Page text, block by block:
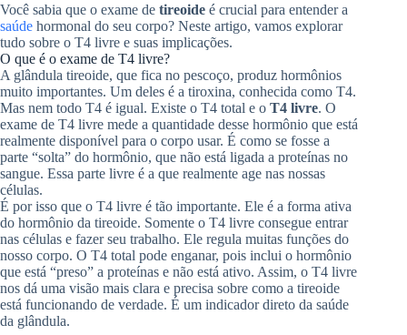
Você sabia que o exame de tireoide é crucial para entender a
saúde hormonal do seu corpo? Neste artigo, vamos explorar
tudo sobre o T4 livre e suas implicações.
O que é o exame de T4 livre?
A glândula tireoide, que fica no pescoço, produz hormônios
muito importantes. Um deles é a tiroxina, conhecida como T4.
Mas nem todo T4 é igual. Existe o T4 total e o T4 livre. O
exame de T4 livre mede a quantidade desse hormônio que está
realmente disponível para o corpo usar. É como se fosse a
parte “solta” do hormônio, que não está ligada a proteínas no
sangue. Essa parte livre é a que realmente age nas nossas
células.
É por isso que o T4 livre é tão importante. Ele é a forma ativa
do hormônio da tireoide. Somente o T4 livre consegue entrar
nas células e fazer seu trabalho. Ele regula muitas funções do
nosso corpo. O T4 total pode enganar, pois inclui o hormônio
que está “preso” a proteínas e não está ativo. Assim, o T4 livre
nos dá uma visão mais clara e precisa sobre como a tireoide
está funcionando de verdade. É um indicador direto da saúde
da glândula.